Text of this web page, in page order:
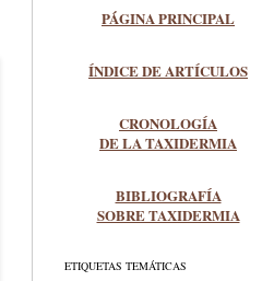
PÁGINA PRINCIPAL
ÍNDICE DE ARTÍCULOS
CRONOLOGÍA
DE LA TAXIDERMIA
BIBLIOGRAFÍA
SOBRE TAXIDERMIA
ETIQUETAS TEMÁTICAS